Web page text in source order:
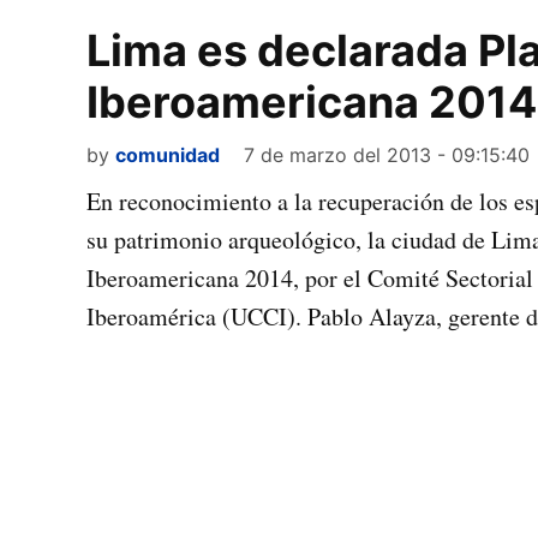
Lima es declarada
Iberoamericana 2014
by comunidad 7 de marzo del 2013 - 09:15:40
En reconocimiento a la recuperación de los
su patrimonio arqueológico, la ciudad de
Iberoamericana 2014, por el Comité
Iberoamérica (UCCI). Pablo Alayza,